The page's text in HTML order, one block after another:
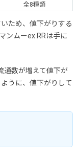
全8種類
ため、値下がりする
ンムーex RRは手に
通数が増えて値下が
うに、値下がりして